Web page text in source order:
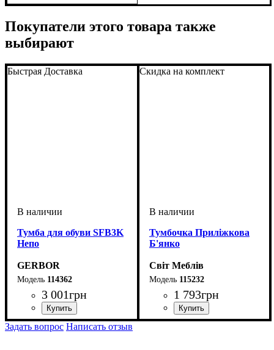
ширина, мм: 1150
высота, мм: 450
глубина, мм: 560
Покупатели этого товара также
выбирают
Быстрая Доставка
Тумба для обуви SFB3K
Непо
GERBOR
114362
3 001грн
ширина, мм: 695
высота, мм: 1200
глубина, мм: 175
Скидка на комплект
Тумбочка Приліжкова
Б'янко
Світ Меблів
115232
1 793грн
ширина, мм: 500
высота, мм: 430
глубина, мм: 406
Задать вопрос Написать отзыв